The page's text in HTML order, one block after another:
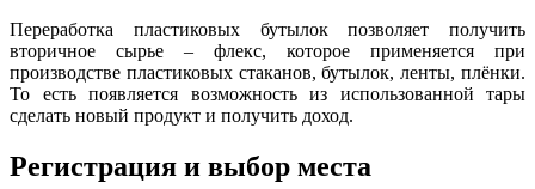
Переработка пластиковых бутылок позволяет получить
вторичное сырье – флекс, которое применяется при
производстве пластиковых стаканов, бутылок, ленты, плёнки.
То есть появляется возможность из использованной тары
сделать новый продукт и получить доход.
Регистрация и выбор места